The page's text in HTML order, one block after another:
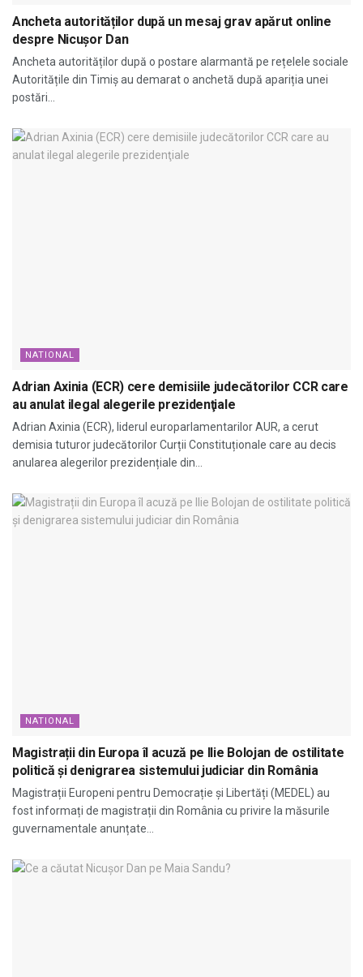
Ancheta autorităților după un mesaj grav apărut online
despre Nicușor Dan
Ancheta autorităților după o postare alarmantă pe rețelele sociale
Autoritățile din Timiș au demarat o anchetă după apariția unei
postări...
NATIONAL
Adrian Axinia (ECR) cere demisiile judecătorilor CCR care
au anulat ilegal alegerile prezidenţiale
Adrian Axinia (ECR), liderul europarlamentarilor AUR, a cerut
demisia tuturor judecătorilor Curții Constituționale care au decis
anularea alegerilor prezidențiale din...
NATIONAL
Magistrații din Europa îl acuză pe Ilie Bolojan de ostilitate
politică și denigrarea sistemului judiciar din România
Magistrații Europeni pentru Democrație și Libertăți (MEDEL) au
fost informați de magistrații din România cu privire la măsurile
guvernamentale anunțate...